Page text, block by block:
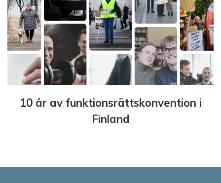
10 år av funktionsrättskonvention i
Finland